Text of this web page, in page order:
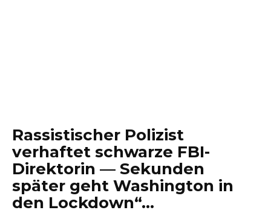
Rassistischer Polizist
verhaftet schwarze FBI-
Direktorin — Sekunden
später geht Washington in
den Lockdown“…